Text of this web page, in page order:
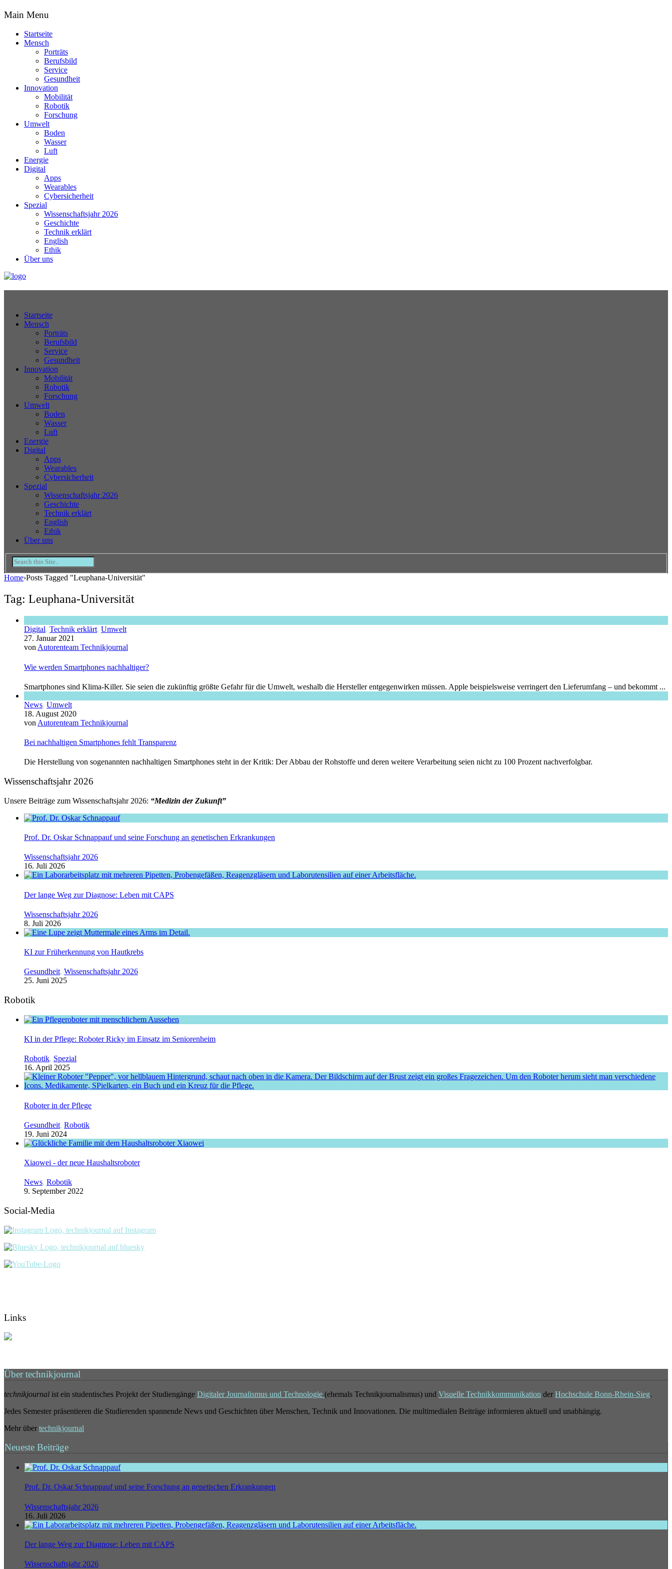
Main Menu
Startseite
Mensch
Porträts
Berufsbild
Service
Gesundheit
Innovation
Mobilität
Robotik
Forschung
Umwelt
Boden
Wasser
Luft
Energie
Digital
Apps
Wearables
Cybersicherheit
Spezial
Wissenschaftsjahr 2026
Geschichte
Technik erklärt
English
Ethik
Über uns
Startseite
Mensch
Porträts
Berufsbild
Service
Gesundheit
Innovation
Mobilität
Robotik
Forschung
Umwelt
Boden
Wasser
Luft
Energie
Digital
Apps
Wearables
Cybersicherheit
Spezial
Wissenschaftsjahr 2026
Geschichte
Technik erklärt
English
Ethik
Über uns
Home›Posts Tagged "Leuphana-Universität"
Tag: Leuphana-Universität
Digital, Technik erklärt, Umwelt
27. Januar 2021
von Autorenteam Technikjournal
Wie werden Smartphones nachhaltiger?
Smartphones sind Klima-Killer. Sie seien die zukünftig größte Gefahr für die Umwelt, weshalb die Hersteller entgegenwirken müssen. Apple beispielsweise verringert den Lieferumfang – und bekommt ...
News, Umwelt
18. August 2020
von Autorenteam Technikjournal
Bei nachhaltigen Smartphones fehlt Transparenz
Die Herstellung von sogenannten nachhaltigen Smartphones steht in der Kritik: Der Abbau der Rohstoffe und deren weitere Verarbeitung seien nicht zu 100 Prozent nachverfolgbar.
Wissenschaftsjahr 2026
Unsere Beiträge zum Wissenschaftsjahr 2026: “Medizin der Zukunft”
Prof. Dr. Oskar Schnappauf und seine Forschung an genetischen Erkrankungen
Wissenschaftsjahr 2026
16. Juli 2026
Der lange Weg zur Diagnose: Leben mit CAPS
Wissenschaftsjahr 2026
8. Juli 2026
KI zur Früherkennung von Hautkrebs
Gesundheit, Wissenschaftsjahr 2026
25. Juni 2025
Robotik
KI in der Pflege: Roboter Ricky im Einsatz im Seniorenheim
Robotik, Spezial
16. April 2025
Roboter in der Pflege
Gesundheit, Robotik
19. Juni 2024
Xiaowei - der neue Haushaltsroboter
News, Robotik
9. September 2022
Social-Media
Links
Über technikjournal
technikjournal ist ein studentisches Projekt der Studiengänge Digitaler Journalismus und Technologie (ehemals Technikjournalismus) und Visuelle Technikkommunikation der Hochschule Bonn-Rhein-Sieg.
Jedes Semester präsentieren die Studierenden spannende News und Geschichten über Menschen, Technik und Innovationen. Die multimedialen Beiträge informieren aktuell und unabhängig.
Mehr über technikjournal
Neueste Beiträge
Prof. Dr. Oskar Schnappauf und seine Forschung an genetischen Erkrankungen
Wissenschaftsjahr 2026
16. Juli 2026
Der lange Weg zur Diagnose: Leben mit CAPS
Wissenschaftsjahr 2026